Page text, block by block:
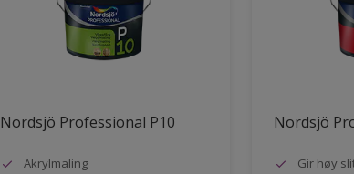
Nordsjö Professional P10
Akrylmaling
Nordsjö
Gir høy